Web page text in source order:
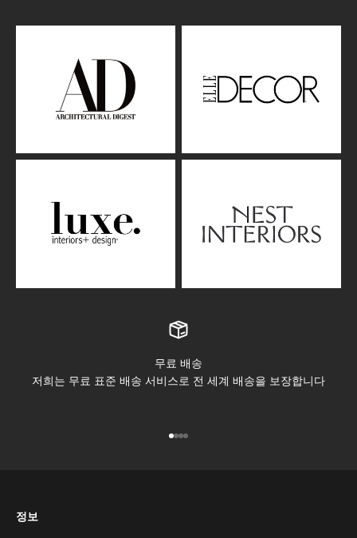
무료 배송
저희는 무료 표준 배송 서비스로 전 세계 배송을 보장합니다
아이템 1(으)로 이동
아이템 2(으)로 이동
아이템 3(으)로 이동
아이템 4(으)로 이동
정보